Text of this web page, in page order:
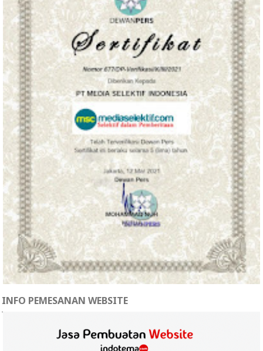
INFO PEMESANAN WEBSITE